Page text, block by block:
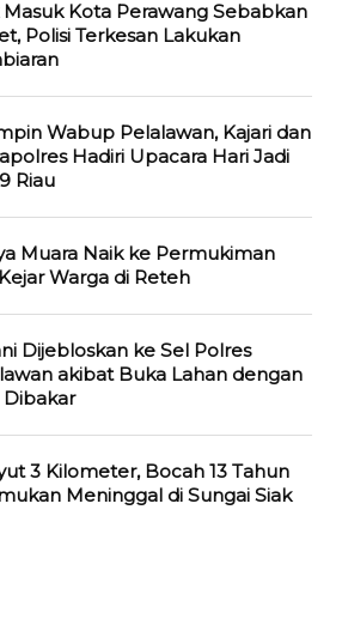
Masuk Kota Perawang Sebabkan
Polisi Terkesan Lakukan
Wabup Pelalawan, Kajari dan
Hadiri Upacara Hari Jadi
Riau
Muara Naik ke Permukiman
Warga di Reteh
Dijebloskan ke Sel Polres
akibat Buka Lahan dengan
Dibakar
3 Kilometer, Bocah 13 Tahun
Meninggal di Sungai Siak